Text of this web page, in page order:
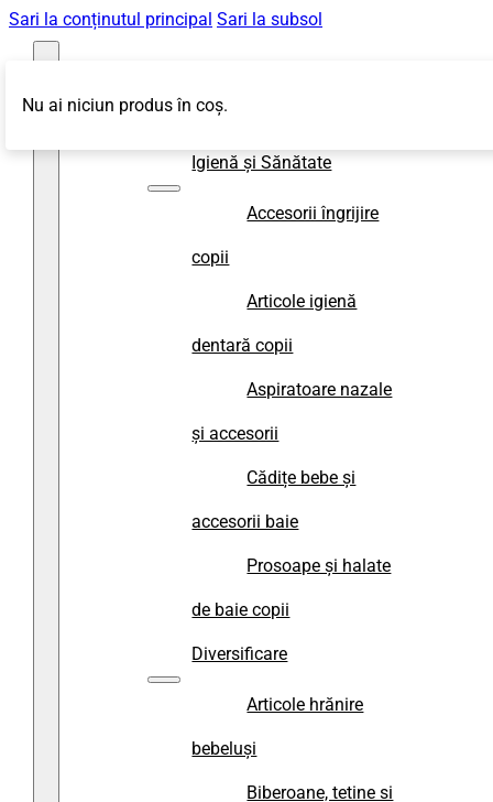
Sari la conținutul principal Sari la subsol
Igienă și Sănătate
Accesorii îngrijire
copii
Articole igienă
dentară copii
Aspiratoare nazale
și accesorii
Cădițe bebe și
accesorii baie
Prosoape și halate
de baie copii
Diversificare
Articole hrănire
bebeluși
Biberoane, tetine si
Nu ai niciun produs în coș.